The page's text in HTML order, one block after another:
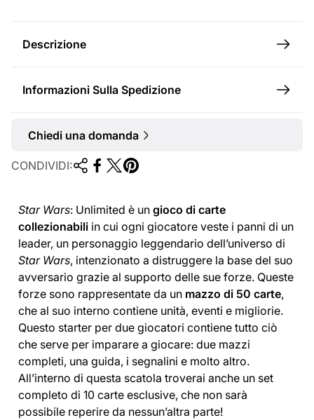
Descrizione
Informazioni Sulla Spedizione
Chiedi una domanda
CONDIVIDI:
Star Wars: Unlimited è un gioco di carte
collezionabili in cui ogni giocatore veste i panni di un
leader, un personaggio leggendario dell’universo di
Star Wars, intenzionato a distruggere la base del suo
avversario grazie al supporto delle sue forze. Queste
forze sono rappresentate da un mazzo di 50 carte,
che al suo interno contiene unità, eventi e migliorie.
Questo starter per due giocatori contiene tutto ciò
che serve per imparare a giocare: due mazzi
completi, una guida, i segnalini e molto altro.
All’interno di questa scatola troverai anche un set
completo di 10 carte esclusive, che non sarà
possibile reperire da nessun’altra parte!